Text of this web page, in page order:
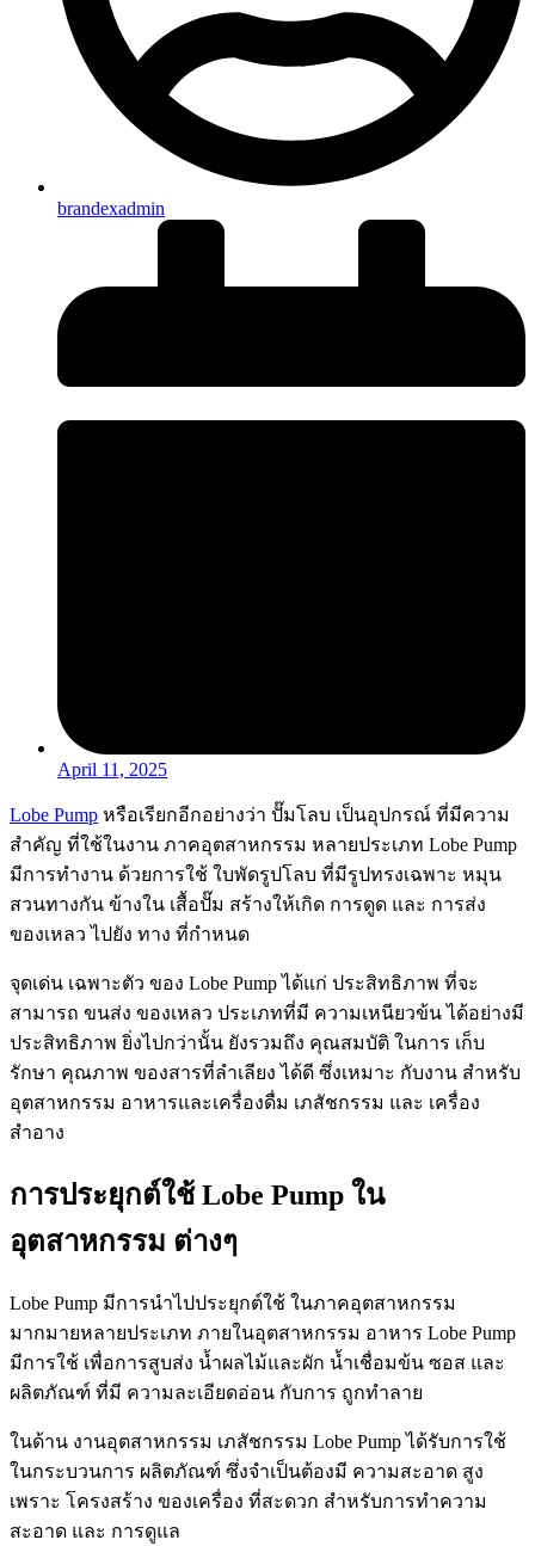
brandexadmin
April 11, 2025
Lobe Pump หรือเรียกอีกอย่างว่า ปั๊มโลบ เป็นอุปกรณ์ ที่มีความ
สำคัญ ที่ใช้ในงาน ภาคอุตสาหกรรม หลายประเภท Lobe Pump
มีการทำงาน ด้วยการใช้ ใบพัดรูปโลบ ที่มีรูปทรงเฉพาะ หมุน
สวนทางกัน ข้างใน เสื้อปั๊ม สร้างให้เกิด การดูด และ การส่ง
ของเหลว ไปยัง ทาง ที่กำหนด
จุดเด่น เฉพาะตัว ของ Lobe Pump ได้แก่ ประสิทธิภาพ ที่จะ
สามารถ ขนส่ง ของเหลว ประเภทที่มี ความเหนียวข้น ได้อย่างมี
ประสิทธิภาพ ยิ่งไปกว่านั้น ยังรวมถึง คุณสมบัติ ในการ เก็บ
รักษา คุณภาพ ของสารที่ลำเลียง ได้ดี ซึ่งเหมาะ กับงาน สำหรับ
อุตสาหกรรม อาหารและเครื่องดื่ม เภสัชกรรม และ เครื่อง
สำอาง
การประยุกต์ใช้ Lobe Pump ใน
อุตสาหกรรม ต่างๆ
Lobe Pump มีการนำไปประยุกต์ใช้ ในภาคอุตสาหกรรม
มากมายหลายประเภท ภายในอุตสาหกรรม อาหาร Lobe Pump
มีการใช้ เพื่อการสูบส่ง น้ำผลไม้และผัก น้ำเชื่อมข้น ซอส และ
ผลิตภัณฑ์ ที่มี ความละเอียดอ่อน กับการ ถูกทำลาย
ในด้าน งานอุตสาหกรรม เภสัชกรรม Lobe Pump ได้รับการใช้
ในกระบวนการ ผลิตภัณฑ์ ซึ่งจำเป็นต้องมี ความสะอาด สูง
เพราะ โครงสร้าง ของเครื่อง ที่สะดวก สำหรับการทำความ
สะอาด และ การดูแล